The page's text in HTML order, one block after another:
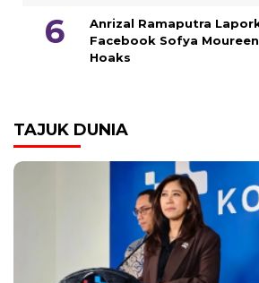
Anrizal Ramaputra
Facebook Sofya
Hoaks
TAJUK DUNIA